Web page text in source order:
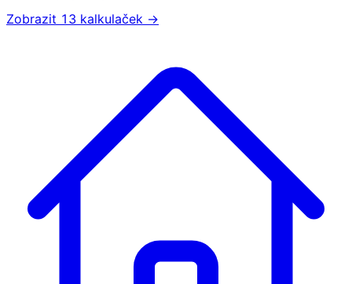
Zobrazit 13 kalkulaček →